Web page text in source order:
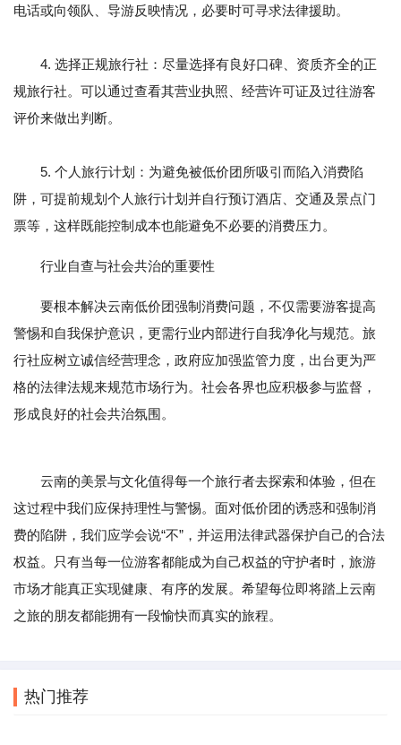
电话或向领队、导游反映情况，必要时可寻求法律援助。
4. 选择正规旅行社：尽量选择有良好口碑、资质齐全的正
规旅行社。可以通过查看其营业执照、经营许可证及过往游客
评价来做出判断。
5. 个人旅行计划：为避免被低价团所吸引而陷入消费陷
阱，可提前规划个人旅行计划并自行预订酒店、交通及景点门
票等，这样既能控制成本也能避免不必要的消费压力。
行业自查与社会共治的重要性
要根本解决云南低价团强制消费问题，不仅需要游客提高
警惕和自我保护意识，更需行业内部进行自我净化与规范。旅
行社应树立诚信经营理念，政府应加强监管力度，出台更为严
格的法律法规来规范市场行为。社会各界也应积极参与监督，
形成良好的社会共治氛围。
云南的美景与文化值得每一个旅行者去探索和体验，但在
这过程中我们应保持理性与警惕。面对低价团的诱惑和强制消
费的陷阱，我们应学会说“不”，并运用法律武器保护自己的合法
权益。只有当每一位游客都能成为自己权益的守护者时，旅游
市场才能真正实现健康、有序的发展。希望每位即将踏上云南
之旅的朋友都能拥有一段愉快而真实的旅程。
热门推荐